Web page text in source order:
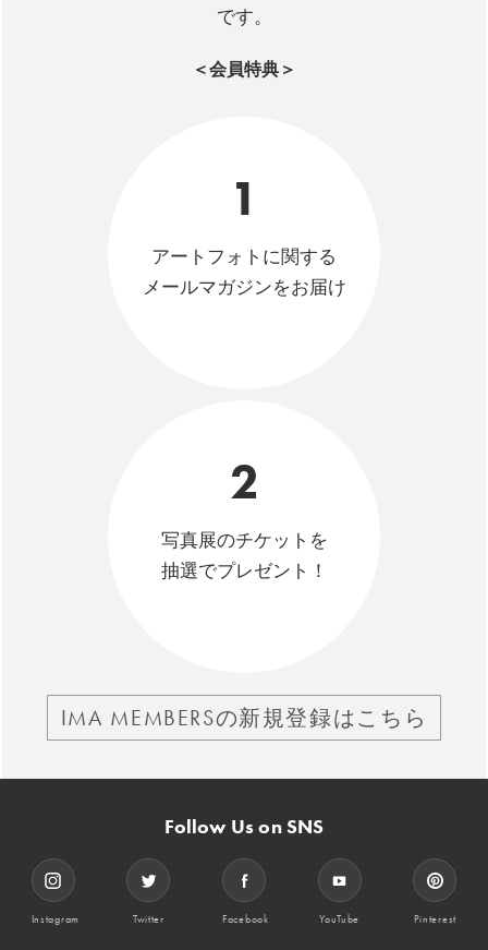
です。
＜会員特典＞
1
アートフォトに関する
メールマガジンをお届け
2
写真展のチケットを
抽選でプレゼント！
IMA MEMBERSの新規登録はこちら
Follow Us on SNS
Instagram Twitter Facebook YouTube Pinterest